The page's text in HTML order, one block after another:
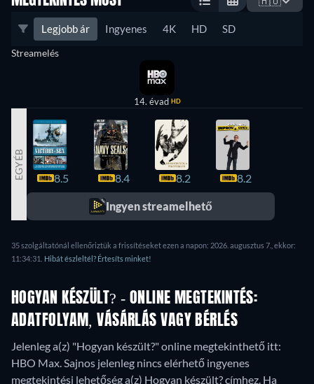
Legjobb ár Ingyenes 4K HD SD
Streamelés
14. évad HD
EGYÉB 8.5 8.4 8.2 8.2
Ingyen streamelhető
35 szolgáltatónál ellenőriztük a frissítéseket ezen a napon: 2026. augusztus 7., ekkor:
11:34:31. Hibát észleltél? Értesíts minket!
HOGYAN KÉSZÜLT? - ONLINE MEGTEKINTÉS:
ADATFOLYAM, VÁSÁRLÁS VAGY BÉRLÉS
Jelenleg a(z) "Hogyan készült?" online megtekinthető itt:
HBO Max. Sajnos jelenleg nincs elérhető ingyenes
megtekintési lehetőség a(z) Hogyan készült? címhez. Ha